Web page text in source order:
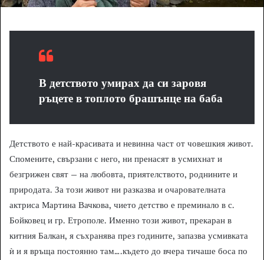
В детството умирах да си заровя
ръцете в топлото брашънце на баба
Детството е най-красивата и невинна част от човешкия живот.
Спомените, свързани с него, ни пренасят в усмихнат и
безгрижен свят – на любовта, приятелството, роднините и
природата. За този живот ни разказва и очарователната
актриса Мартина Вачкова, чието детство е преминало в с.
Бойковец и гр. Етрополе. Именно този живот, прекаран в
китния Балкан, я съхранява през годините, запазва усмивката
ѝ и я връща постоянно там….където до вчера тичаше боса по